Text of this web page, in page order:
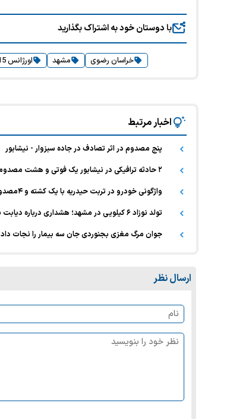
با دوستان خود به اشتراک بگذارید
خراسان رضوی مشهد اورژانس 115
اخبار مرتبط
پنج مصدوم در اثر تصادف در جاده سبزوار - نیشابور
۲ حادثه ترافیکی در نیشابور یک فوتی و هشت مصدوم برجای گذاشت
واژگونی خودرو در تربت حیدریه با یک کشته و ۴مصدوم
تولد نوزاد ۶ کیلویی در مشهد؛ هشداری درباره دیابت بارداری
جوان مرگ مغزی بجنوردی جان سه بیمار را نجات داد
ارسال نظر